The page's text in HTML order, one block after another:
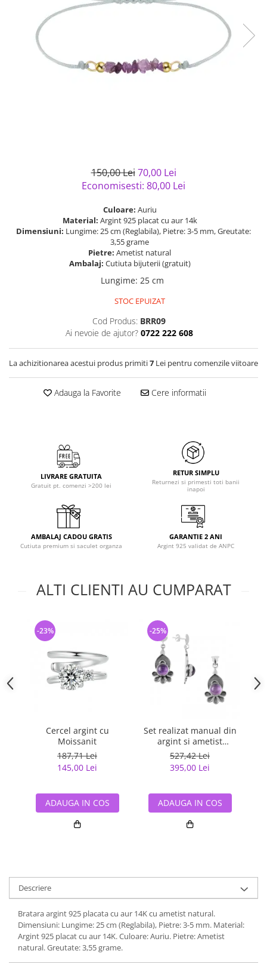
semipretioase
Bijuterii argint placat cu aur
Bijuterii argint cu diverse
materiale
Bijuterii de Lux
Bijuterii gotice si rock
Bijuterii Handmade
Bijuterii fantezie
150,00 Lei 70,00 Lei
Economisesti: 80,00 Lei
Culoare: Auriu
Material: Argint 925 placat cu aur 14k
Dimensiuni: Lungime: 25 cm (Reglabila), Pietre: 3-5 mm, Greutate:
3,55 grame
Pietre: Ametist natural
Ambalaj: Cutiuta bijuterii (gratuit)
Lungime: 25 cm
STOC EPUIZAT
Cod Produs: BRR09
Ai nevoie de ajutor? 0722 222 608
La achizitionarea acestui produs primiti7 Lei pentru comenzile viitoare
Adauga la Favorite Cere informatii
LIVRARE GRATUITA
Gratuit pt. comenzi >200 lei
RETUR SIMPLU
Returnezi si primesti toti banii
inapoi
AMBALAJ CADOU GRATIS
Cutiuta premium si saculet organza
GARANTIE 2 ANI
Argint 925 validat de ANPC
ALTI CLIENTI AU CUMPARAT
Cercel argint cu
Moissanit
187,71 Lei
145,00 Lei
-23%
ADAUGA IN COS
Set realizat manual din
argint si ametist
(pandantiv si cercei)
527,42 Lei
395,00 Lei
-25%
ADAUGA IN COS
Descriere
Bratara argint 925 placata cu aur 14K cu ametist natural.
Dimensiuni: Lungime: 25 cm (Reglabila), Pietre: 3-5 mm. Material:
Argint 925 placat cu aur 14K. Culoare: Auriu. Pietre: Ametist
natural. Greutate: 3,55 grame.